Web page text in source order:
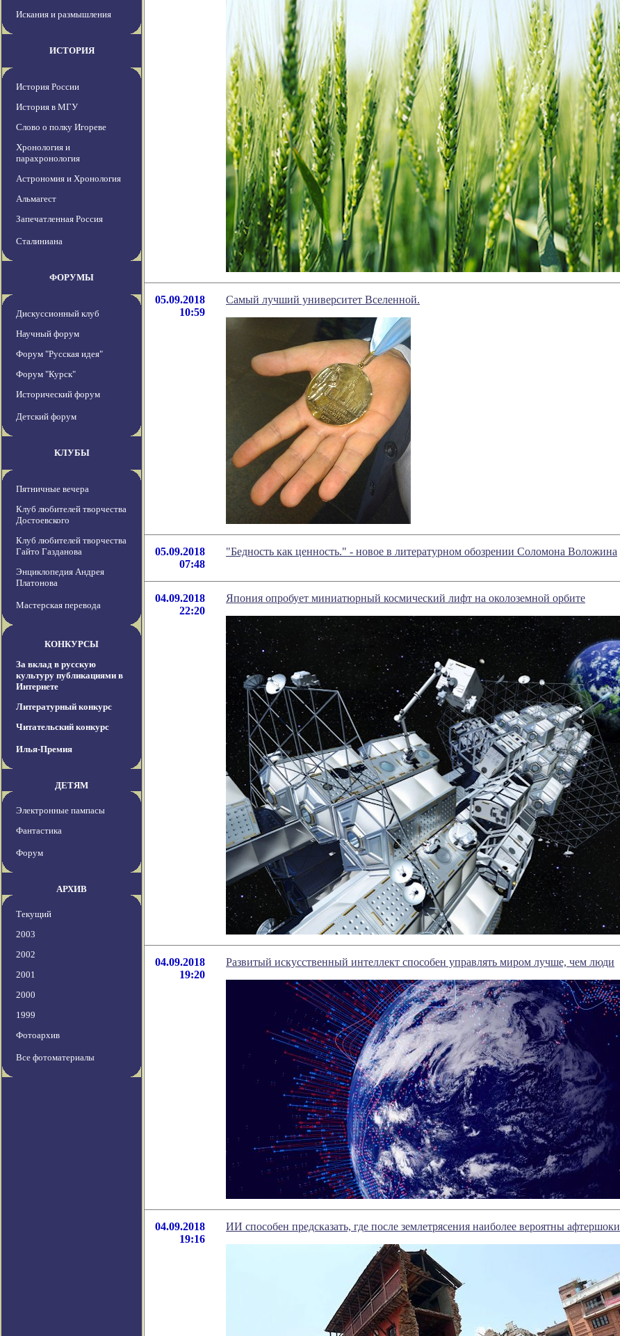
Искания и размышления
ИСТОРИЯ
История России
История в МГУ
Слово о полку Игореве
Хронология и
парахронология
Астрономия и Хронология
Альмагест
Запечатленная Россия
Сталиниана
ФОРУМЫ
Дискуссионный клуб
Научный форум
Форум "Русская идея"
Форум "Курск"
Исторический форум
Детский форум
КЛУБЫ
Пятничные вечера
Клуб любителей творчества
Достоевского
Клуб любителей творчества
Гайто Газданова
Энциклопедия Андрея
Платонова
Мастерская перевода
КОНКУРСЫ
За вклад в русскую
культуру публикациями в
Интернете
Литературный конкурс
Читательский конкурс
Илья-Премия
ДЕТЯМ
Электронные пампасы
Фантастика
Форум
АРХИВ
Текущий
2003
2002
2001
2000
1999
Фотоархив
Все фотоматериалы
05.09.2018
10:59
Самый лучший университет Вселенной.
05.09.2018
07:48
"Бедность как ценность." - новое в литературном обозрении Соломона Воложина
04.09.2018
22:20
Япония опробует миниатюрный космический лифт на околоземной орбите
04.09.2018
19:20
Развитый искусственный интеллект способен управлять миром лучше, чем люди
04.09.2018
19:16
ИИ способен предсказать, где после землетрясения наиболее вероятны афтершоки